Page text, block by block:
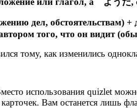
дел, обстоятельствам) +
того, что он видит
тому, как изменились
использования quizlet
карточек. Вам останется лишь